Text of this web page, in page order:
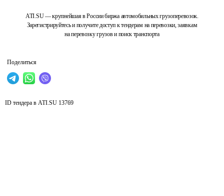
ATI.SU — крупнейшая в России биржа автомобильных грузоперевозок.
Зарегистрируйтесь и получите доступ к тендерам на перевозки, заявкам
на перевозку грузов и поиск транспорта
Поделиться
ID тендера в ATI.SU 13769